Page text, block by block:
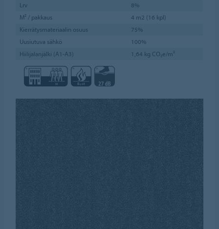
Lrv
8%
M² / pakkaus
4 m2 (16 kpl)
Kierrätysmateriaalin osuus
75%
Uusiutuva sähkö
100%
Hiilijalanjälki (A1-A3)
1,64 kg CO₂e/m²